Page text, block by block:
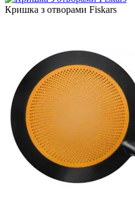
Кришка з отворами Fiskars